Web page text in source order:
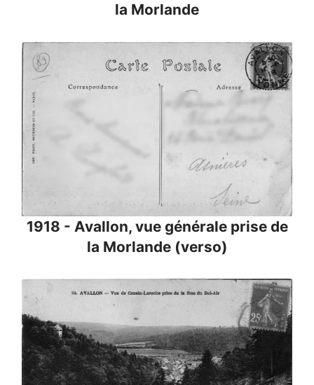
la Morlande
1918 - Avallon, vue générale prise de
la Morlande (verso)